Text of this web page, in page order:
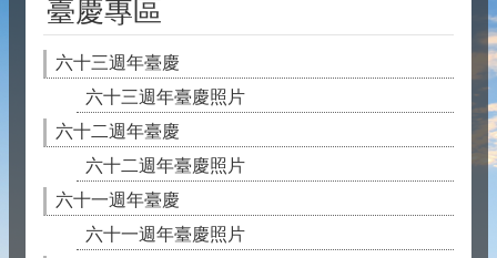
臺慶專區
六十三週年臺慶
六十三週年臺慶照片
六十二週年臺慶
六十二週年臺慶照片
六十一週年臺慶
六十一週年臺慶照片